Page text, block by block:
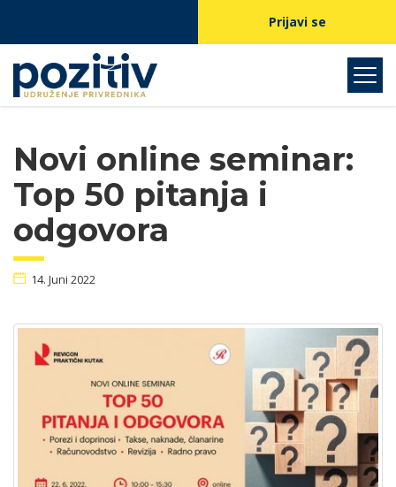
Prijavi se
Novi online seminar:
Top 50 pitanja i
odgovora
14. Juni 2022